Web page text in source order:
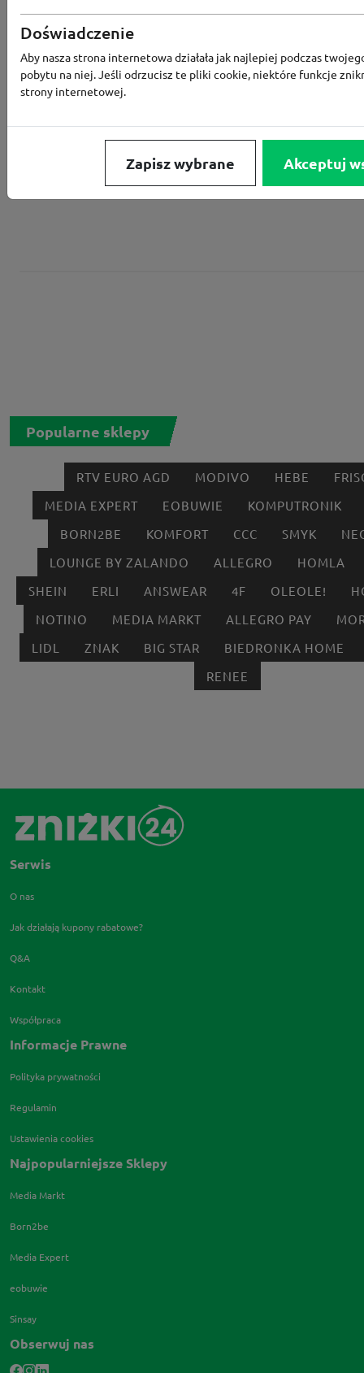
Converse
Popularne sklepy
RTV EURO AGD MODIVO HEBE
MEDIA EXPERT
EOBUWIE
KOMPUTRONIK
BORN2BE
KOMFORT CCC SMYK
LOUNGE BY ZALANDO
ALLEGRO
HOMLA
SHEIN
ERLI ANSWEAR 4F OLEOLE!
NOTINO
MEDIA MARKT ALLEGRO PAY
LIDL
ZNAK BIG STAR
BIEDRONKA HOME
RENEE
Serwis
O nas
Jak działają kupony rabatowe?
Q&A
Kontakt
Współpraca
Informacje Prawne
Polityka prywatności
Regulamin
Ustawienia cookies
Najpopularniejsze Sklepy
Media Markt
Born2be
Media Expert
eobuwie
Sinsay
Obserwuj nas
Doświadczenie
Aby nasza strona internetowa działała jak najlepiej podczas
pobytu na niej. Jeśli odrzucisz te pliki cookie, niektóre funkcje
strony internetowej.
Zapisz wybrane Akceptuj